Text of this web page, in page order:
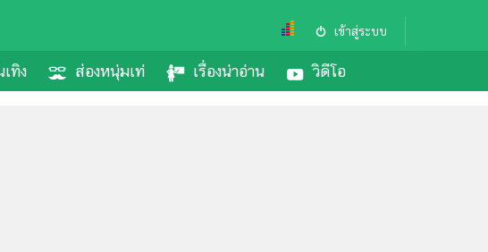
เข้าสู่ระบบ
ทิง ส่องหนุ่มเท่ เรื่องน่าอ่าน วิดีโอ